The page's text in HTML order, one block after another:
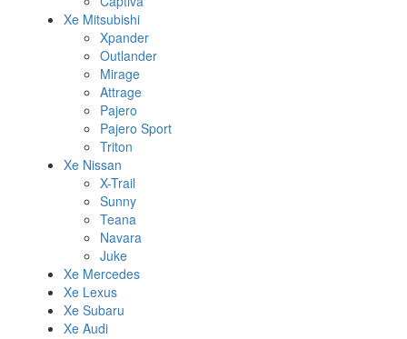
Xe Mitsubishi
Xpander
Outlander
Mirage
Attrage
Pajero
Pajero Sport
Triton
Xe Nissan
X-Trail
Sunny
Teana
Navara
Juke
Xe Mercedes
Xe Lexus
Xe Subaru
Xe Audi